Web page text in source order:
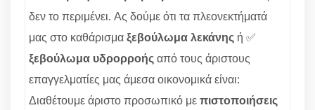
δεν το περιμένει. Ας δούμε ότι τα πλεονεκτήματά
μας στο καθάρισμαξεβούλωμα λεκάνης ή ✅
ξεβούλωμα υδρορροήςαπό τους άριστους
επαγγελματίες μας άμεσα οικονομικά είναι:
Διαθέτουμε άριστο προσωπικό μεπιστοποιήσεις